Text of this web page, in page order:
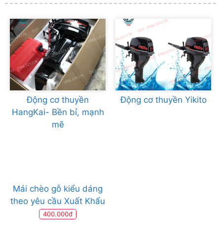
Động cơ thuyền
HangKai- Bền bỉ, mạnh
mẽ
Động cơ thuyền Yikito
Mái chèo gỗ kiểu dáng
theo yêu cầu Xuất Khẩu
400.000đ